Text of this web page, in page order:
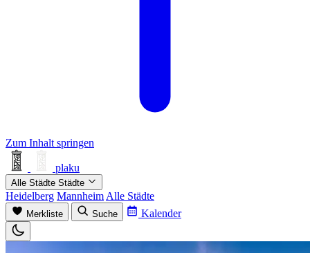
Zum Inhalt springen
plaku
Alle Städte Städte
Heidelberg Mannheim Alle Städte
Merkliste Suche Kalender